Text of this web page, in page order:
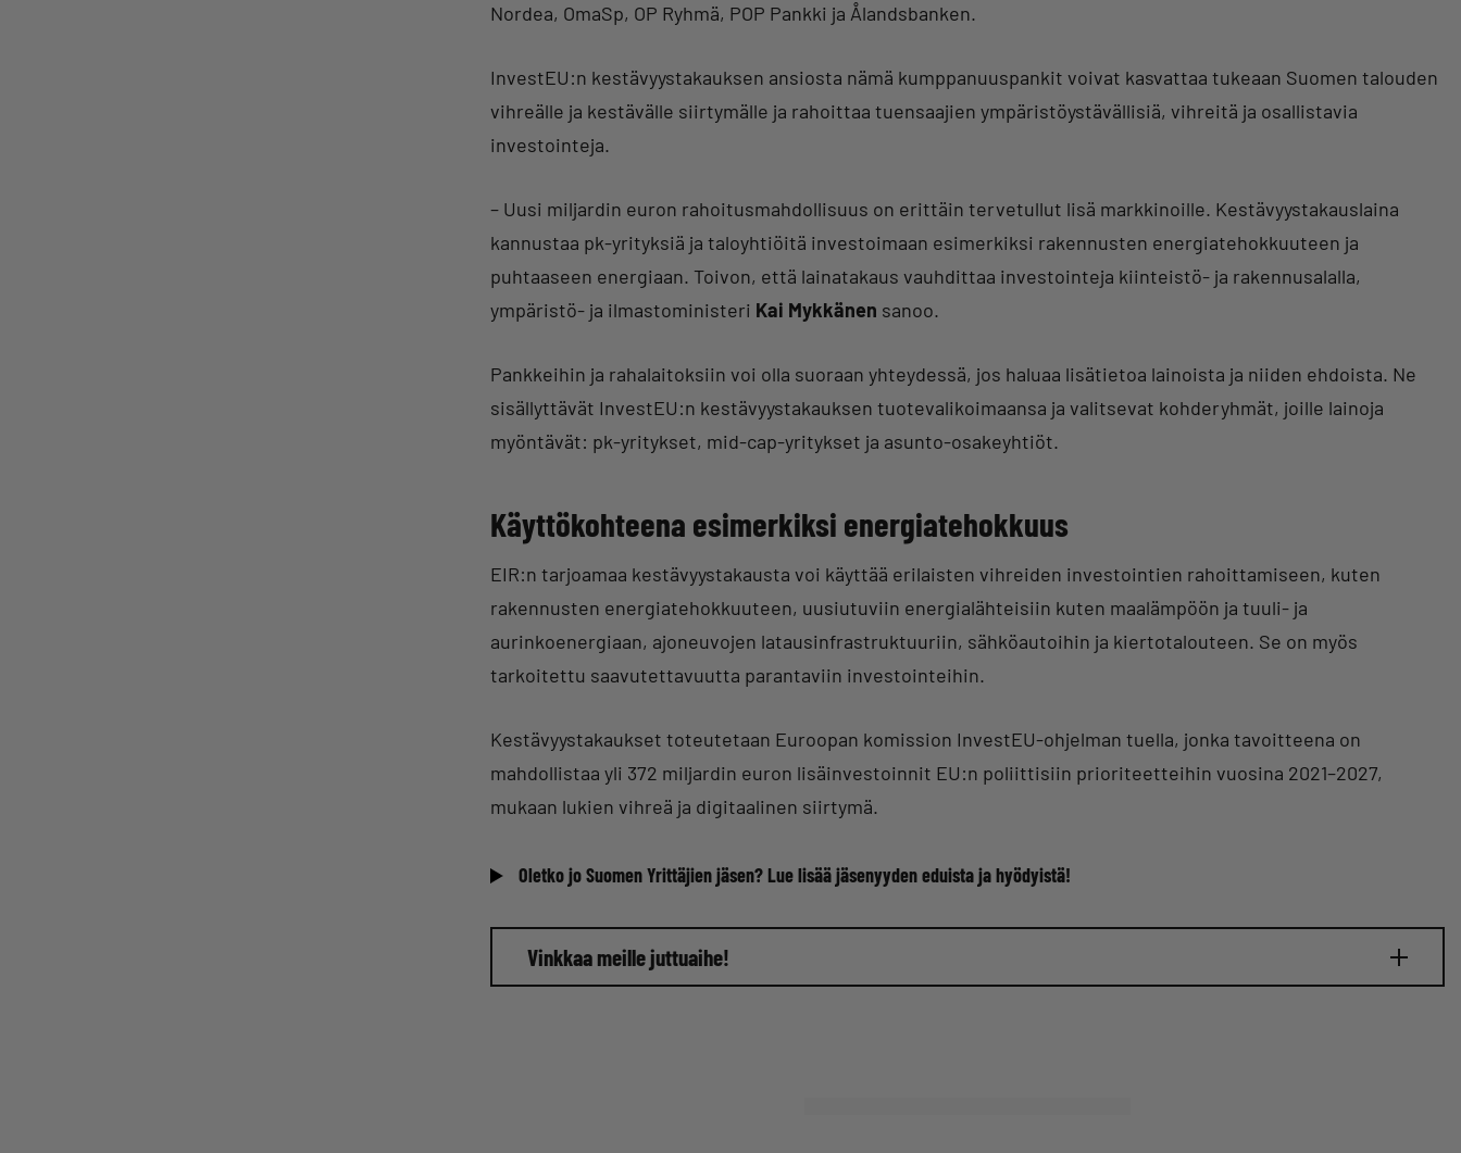
Nordea, OmaSp, OP Ryhmä, POP Pankki ja Ålandsbanken.
InvestEU:n kestävyystakauksen ansiosta nämä kumppanuuspankit voivat kasvattaa tukeaan Suomen talouden
vihreälle ja kestävälle siirtymälle ja rahoittaa tuensaajien ympäristöystävällisiä, vihreitä ja osallistavia
investointeja.
– Uusi miljardin euron rahoitusmahdollisuus on erittäin tervetullut lisä markkinoille. Kestävyystakauslaina
kannustaa pk-yrityksiä ja taloyhtiöitä investoimaan esimerkiksi rakennusten energiatehokkuuteen ja
puhtaaseen energiaan. Toivon, että lainatakaus vauhdittaa investointeja kiinteistö- ja rakennusalalla,
ympäristö- ja ilmastoministeri Kai Mykkänen sanoo.
Pankkeihin ja rahalaitoksiin voi olla suoraan yhteydessä, jos haluaa lisätietoa lainoista ja niiden ehdoista. Ne
sisällyttävät InvestEU:n kestävyystakauksen tuotevalikoimaansa ja valitsevat kohderyhmät, joille lainoja
myöntävät: pk-yritykset, mid-cap-yritykset ja asunto-osakeyhtiöt.
Käyttökohteena esimerkiksi energiatehokkuus
EIR:n tarjoamaa kestävyystakausta voi käyttää erilaisten vihreiden investointien rahoittamiseen, kuten
rakennusten energiatehokkuuteen, uusiutuviin energialähteisiin kuten maalämpöön ja tuuli- ja
aurinkoenergiaan, ajoneuvojen latausinfrastruktuuriin, sähköautoihin ja kiertotalouteen. Se on myös
tarkoitettu saavutettavuutta parantaviin investointeihin.
Kestävyystakaukset toteutetaan Euroopan komission InvestEU-ohjelman tuella, jonka tavoitteena on
mahdollistaa yli 372 miljardin euron lisäinvestoinnit EU:n poliittisiin prioriteetteihin vuosina 2021–2027,
mukaan lukien vihreä ja digitaalinen siirtymä.
Oletko jo Suomen Yrittäjien jäsen? Lue lisää jäsenyyden eduista ja hyödyistä!
Vinkkaa meille juttuaihe!